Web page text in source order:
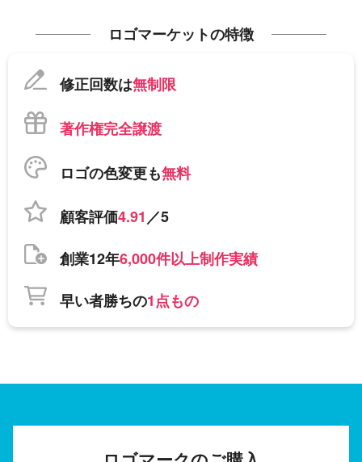
ロゴマーケットの特徴
修正回数は無制限
著作権完全譲渡
ロゴの色変更も無料
顧客評価4.91／5
創業12年6,000件以上制作実績
早い者勝ちの1点もの